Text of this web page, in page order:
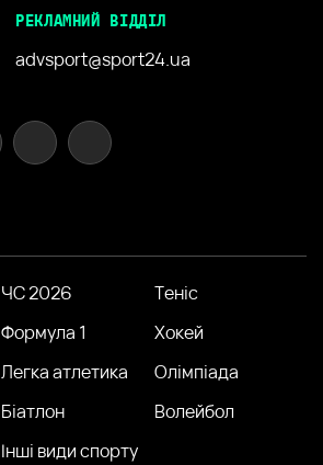
РЕКЛАМНИЙ ВІДДІЛ
advsport@sport24.ua
ЧС 2026
Теніс
Формула 1
Хокей
Легка атлетика
Олімпіада
Біатлон
Волейбол
Інші види спорту